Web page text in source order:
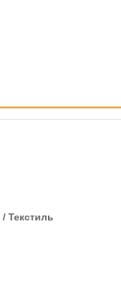
Текстиль